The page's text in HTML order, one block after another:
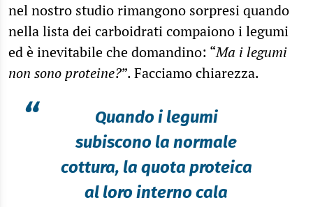
nel nostro studio rimangono sorpresi quando
nella lista dei carboidrati compaiono i legumi
ed è inevitabile che domandino: “Ma i legumi
non sono proteine?”. Facciamo chiarezza.
“
Quando i legumi
subiscono la normale
cottura, la quota proteica
al loro interno cala